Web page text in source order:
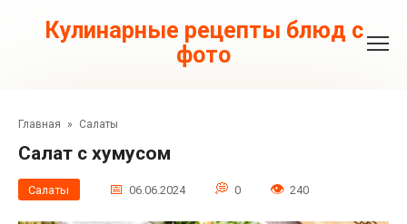
контентуКулинарные рецепты блюд с
фото
Главная » Салаты
Салат с хумусом
Салаты 06.06.2024 0 240